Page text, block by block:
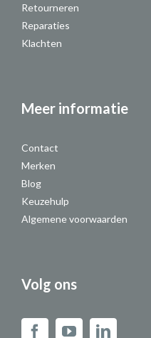
Retourneren
Reparaties
Klachten
Meer informatie
Contact
Merken
Blog
Keuzehulp
Algemene voorwaarden
Volg ons